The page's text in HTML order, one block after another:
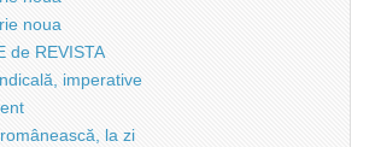
noua
de REVISTA
imperative
la zi